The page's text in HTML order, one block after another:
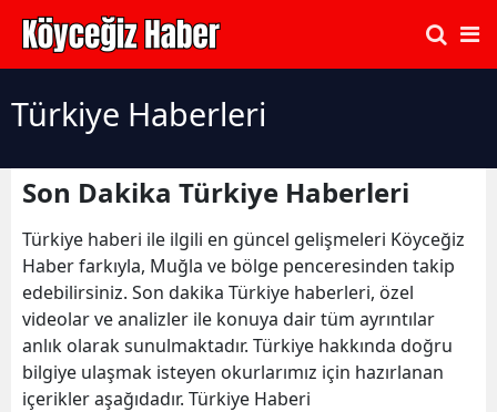
Türkiye Haberleri
Son Dakika Türkiye Haberleri
Türkiye haberi ile ilgili en güncel gelişmeleri Köyceğiz
Haber farkıyla, Muğla ve bölge penceresinden takip
edebilirsiniz. Son dakika Türkiye haberleri, özel
videolar ve analizler ile konuya dair tüm ayrıntılar
anlık olarak sunulmaktadır. Türkiye hakkında doğru
bilgiye ulaşmak isteyen okurlarımız için hazırlanan
içerikler aşağıdadır. Türkiye Haberi